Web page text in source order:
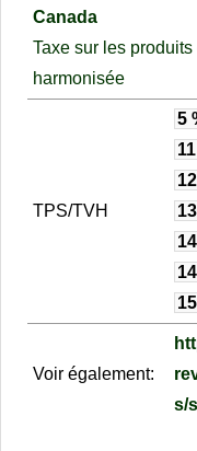
Canada
Taxe sur les
harmonisée
TPS/TVH
5
Voir également:
s/